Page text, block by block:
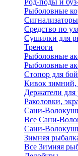
Род-поды и
Рыболовные
Средство по
Сушилки для
Треноги
Рыболовные
Рыболовные
Стопор для
Кивок зимний,
Держатели
Раколовки,
Сани-
Все Сани-
Сани-
Зимняя
Все Зимняя